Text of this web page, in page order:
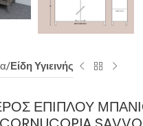
Είδη Υγιεινής
ΕΠΊΠΛΟΥ